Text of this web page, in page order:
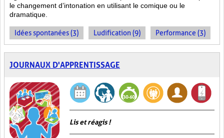
le changement d’intonation en utilisant le comique ou le
dramatique.
Idées spontanées (3) Ludification (9) Performance (3)
JOURNAUX D'APPRENTISSAGE
Lis et réagis !